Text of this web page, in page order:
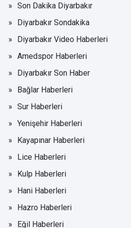
Son Dakika Diyarbakır
Diyarbakır Sondakika
Diyarbakır Video Haberleri
Amedspor Haberleri
Diyarbakır Son Haber
Bağlar Haberleri
Sur Haberleri
Yenişehir Haberleri
Kayapınar Haberleri
Lice Haberleri
Kulp Haberleri
Hani Haberleri
Hazro Haberleri
Eğil Haberleri